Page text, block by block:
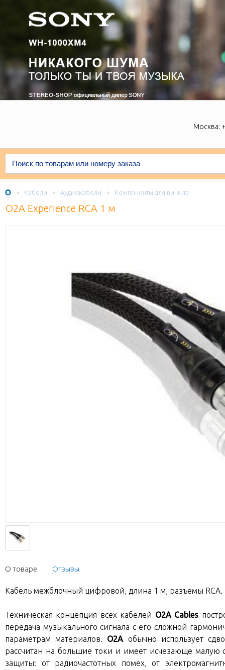
Москва:
> Кабели > Аудиокабели > Компоненты для винила
O2A Experience RCA 1 м
О товаре Отзывы
Кабель межблочный цифровой, длина 1 м, разъемы RCA.
Техническая концепция всех кабелей O2A Cables
передача музыкального сигнала с его сложной
параметрам материалов. O2A обычно использует
рассчитан на большие токи и имеет исчезающе малую
защиты: от радиочастотных помех, от